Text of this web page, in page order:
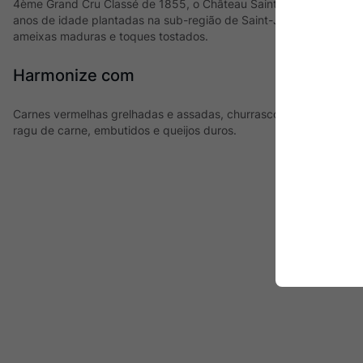
4ème Grand Cru Classé de 1855, o Château Saint-Pierre é
anos de idade plantadas na sub-região de Saint-Julien. Com
ameixas maduras e toques tostados.
Harmonize com
Carnes vermelhas grelhadas e assadas, churrasco, cordeiro,
ragu de carne, embutidos e queijos duros.